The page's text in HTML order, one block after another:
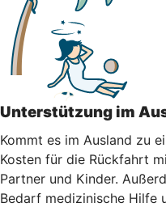
Unterstützung im
Kommt es im Ausland zu
Kosten für die Rückfahrt
Partner und Kinder.
Bedarf medizinische Hilfe